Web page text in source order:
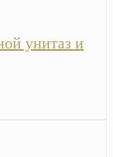
унитаз и